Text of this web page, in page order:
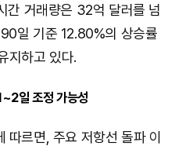
간 거래량은 32억 달러를 넘
일 기준 12.80%의 상승률
지하고 있다.
일 조정 가능성
따르면, 주요 저항선 돌파 이